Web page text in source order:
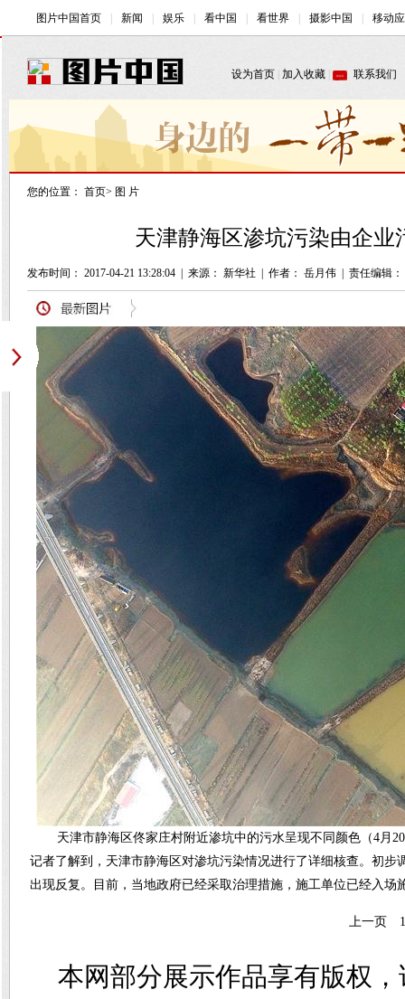
您的位置： 首页> 图 片
天津静海区渗坑污染由企
发布时间： 2017-04-21 13:28:04 来源： 新华社 作者： 岳月伟 责任编辑
天津市静海区佟家庄村附近渗坑中的污水呈现不同颜色（4月
记者了解到，天津市静海区对渗坑污染情况进行了详细核查。初
出现反复。目前，当地政府已经采取治理措施，施工单位已经入
上一页 1
本网部分展示作品享有版权